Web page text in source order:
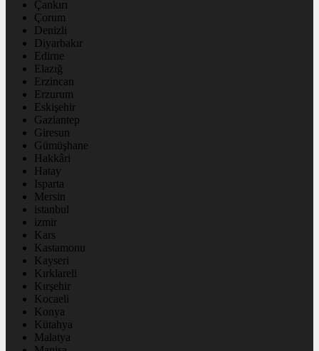
Çankırı
Çorum
Denizli
Diyarbakır
Edirne
Elazığ
Erzincan
Erzurum
Eskişehir
Gaziantep
Giresun
Gümüşhane
Hakkâri
Hatay
Isparta
Mersin
istanbul
izmir
Kars
Kastamonu
Kayseri
Kırklareli
Kırşehir
Kocaeli
Konya
Kütahya
Malatya